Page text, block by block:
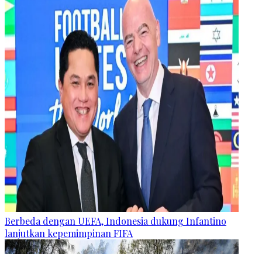
Berbeda dengan UEFA, Indonesia dukung Infantino
lanjutkan kepemimpinan FIFA